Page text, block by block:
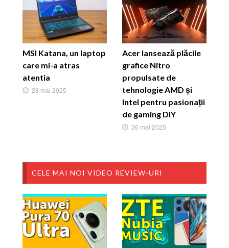
MSI Katana, un laptop
care mi-a atras
atentia
28 mai 2025
Acer lansează plăcile
grafice Nitro
propulsate de
tehnologie AMD și
Intel pentru pasionații
de gaming DIY
26 mai 2025
CELE MAI NOI VIDEO REVIEW-URI